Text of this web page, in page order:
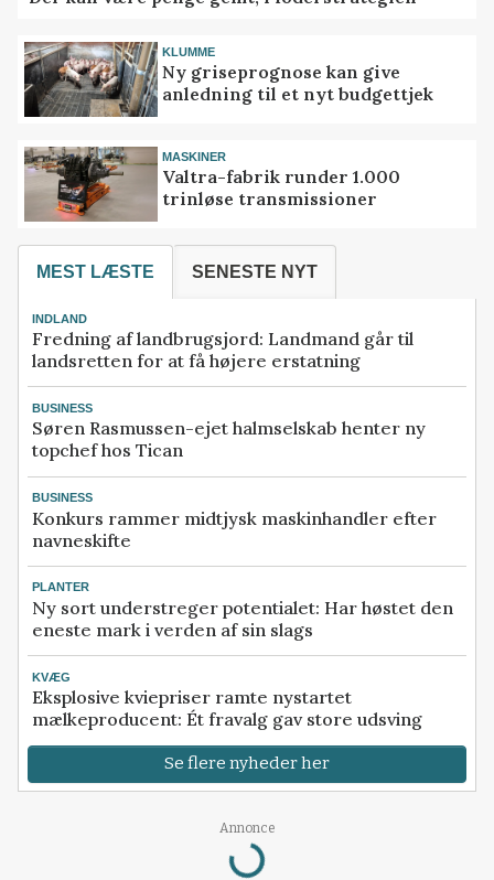
KLUMME
Ny griseprognose kan give
anledning til et nyt budgettjek
MASKINER
Valtra-fabrik runder 1.000
trinløse transmissioner
MEST LÆSTE SENESTE NYT
INDLAND
Fredning af landbrugsjord: Landmand går til
landsretten for at få højere erstatning
BUSINESS
Søren Rasmussen-ejet halmselskab henter ny
topchef hos Tican
BUSINESS
Konkurs rammer midtjysk maskinhandler efter
navneskifte
PLANTER
Ny sort understreger potentialet: Har høstet den
eneste mark i verden af sin slags
KVÆG
Eksplosive kviepriser ramte nystartet
mælkeproducent: Ét fravalg gav store udsving
Se flere nyheder her
Annonce
Loading...